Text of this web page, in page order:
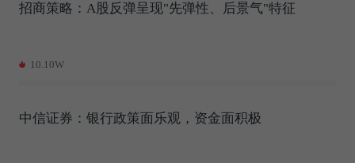
招商策略：A股反弹呈现"先弹性、后景气"特征
10.10W
中信证券：银行政策面乐观，资金面积极